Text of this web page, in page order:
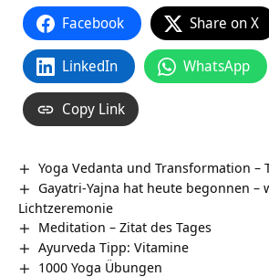
Facebook Share on X
LinkedIn WhatsApp
Copy Link
Yoga Vedanta und Transformation –
Gayatri-Yajna hat heute begonnen –
Lichtzeremonie
Meditation – Zitat des Tages
Ayurveda Tipp: Vitamine
1000 Yoga Übungen